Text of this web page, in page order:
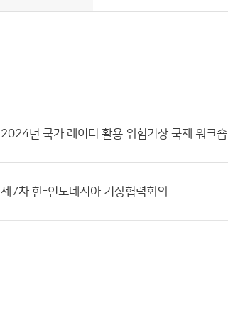
2024년 국가 레이더 활용 위험기상 국제 워크숍
제7차 한-인도네시아 기상협력회의